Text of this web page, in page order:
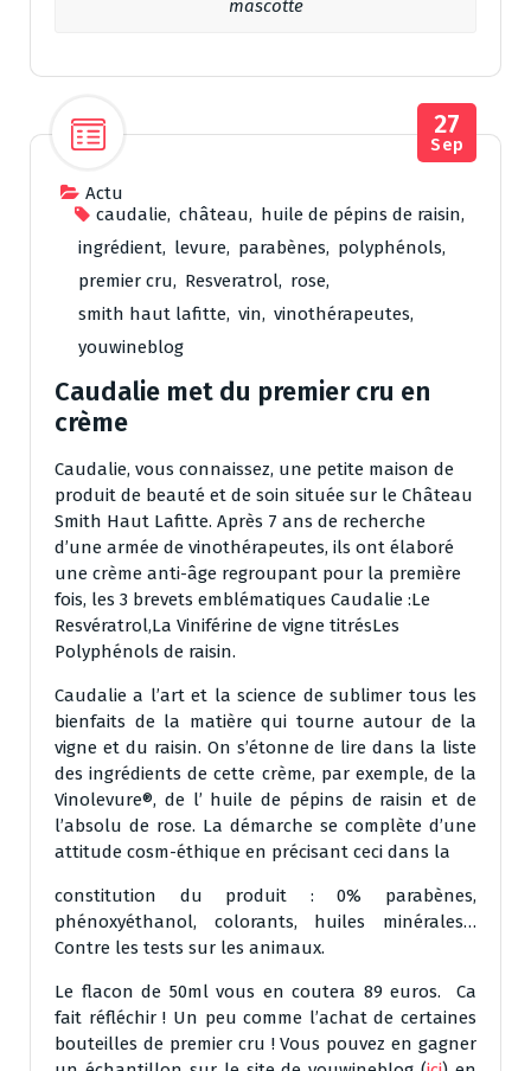
mascotte
Actu
caudalie, château, huile de pépins de raisin,
ingrédient, levure, parabènes, polyphénols,
premier cru, Resveratrol, rose,
smith haut lafitte, vin, vinothérapeutes,
youwineblog
27
Sep
Caudalie met du premier cru en
crème
Caudalie, vous connaissez, une petite maison de
produit de beauté et de soin située sur le Château
Smith Haut Lafitte. Après 7 ans de recherche
d’une armée de vinothérapeutes, ils ont élaboré
une crème anti-âge regroupant pour la première
fois, les 3 brevets emblématiques Caudalie :Le
Resvératrol,La Viniférine de vigne titrésLes
Polyphénols de raisin.
Caudalie a l’art et la science de sublimer tous les
bienfaits de la matière qui tourne autour de la
vigne et du raisin. On s’étonne de lire dans la liste
des ingrédients de cette crème, par exemple, de la
Vinolevure®, de l’ huile de pépins de raisin et de
l’absolu de rose. La démarche se complète d’une
attitude cosm-éthique en précisant ceci dans la
constitution du produit : 0% parabènes,
phénoxyéthanol, colorants, huiles minérales…
Contre les tests sur les animaux.
Le flacon de 50ml vous en coutera 89 euros. Ca
fait réfléchir ! Un peu comme l’achat de certaines
bouteilles de premier cru ! Vous pouvez en gagner